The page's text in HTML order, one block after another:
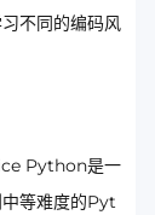
不同的编码风
Python是一
等难度的Pyt